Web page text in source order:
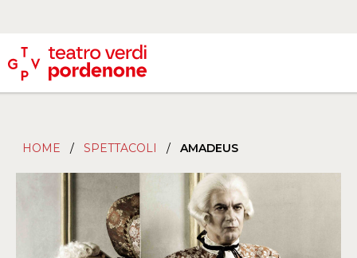
HOME / SPETTACOLI / AMADEUS